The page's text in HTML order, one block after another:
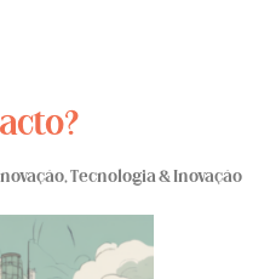
,Tecnologia & Inovação